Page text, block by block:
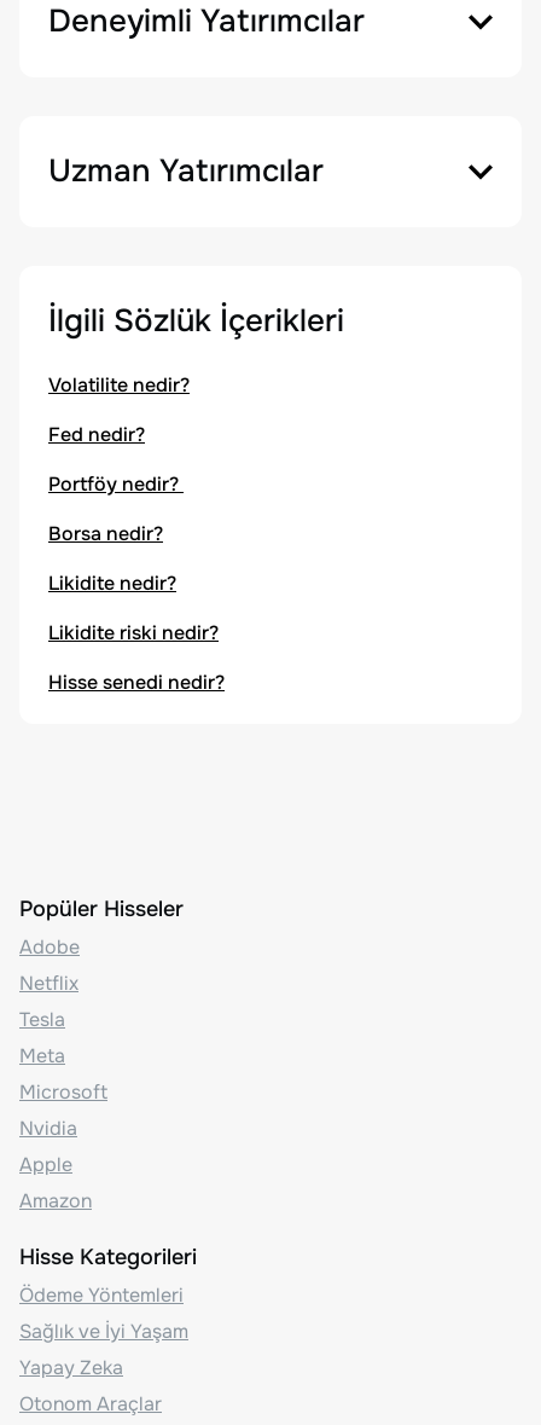
Deneyimli Yatırımcılar
Uzman Yatırımcılar
İlgili Sözlük İçerikleri
Volatilite nedir?
Fed nedir?
Portföy nedir?
Borsa nedir?
Likidite nedir?
Likidite riski nedir?
Hisse senedi nedir?
Popüler Hisseler
Adobe
Netflix
Tesla
Meta
Microsoft
Nvidia
Apple
Amazon
Hisse Kategorileri
Ödeme Yöntemleri
Sağlık ve İyi Yaşam
Yapay Zeka
Otonom Araçlar